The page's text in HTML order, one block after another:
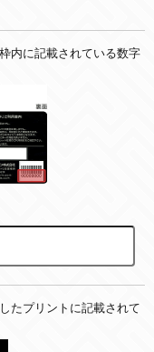
内に記載されている数字
たプリントに記載されて